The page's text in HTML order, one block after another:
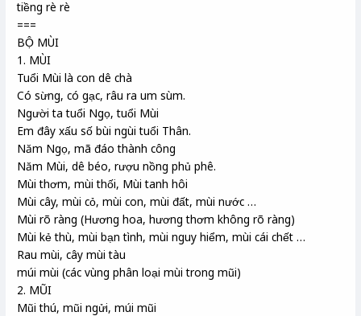
tiềng rè rè
===
BỘ MÙI
1. MÙI
Tuổi Mùi là con dê chà
Có sừng, có gạc, râu ra um sùm.
Người ta tuổi Ngọ, tuổi Mùi
Em đây xấu số bùi ngùi tuổi Thân.
Năm Ngọ, mã đáo thành công
Năm Mùi, dê béo, rượu nồng phủ phê.
Mùi thơm, mùi thối, Mùi tanh hôi
Mùi cây, mùi cỏ, mùi con, mùi đất, mùi nước …
Mùi rõ ràng (Hương hoa, hương thơm không rõ ràng)
Mùi kẻ thù, mùi bạn tình, mùi nguy hiểm, mùi cái chết …
Rau mùi, cây mùi tàu
múi mùi (các vùng phân loại mùi trong mũi)
2. MŨI
Mũi thú, mũi ngửi, múi mũi